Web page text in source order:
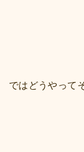
ではどうやって